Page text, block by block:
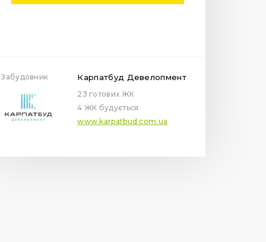
Забудовник Карпатбуд Девелопмент
23 готових ЖК
4 ЖК будується
www.karpatbud.com.ua